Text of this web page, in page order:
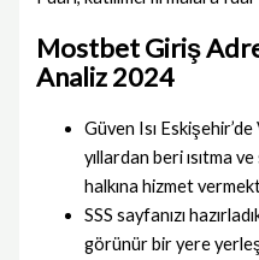
Mostbet Giriş
Analiz 2024
Güven Isı
yıllardan beri ısıtma
halkına hizmet
SSS sayfanızı
görünür bir yere